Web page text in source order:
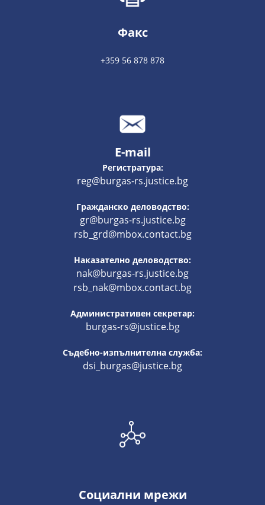
Факс
+359 56 878 878
E-mail
Регистратура:
reg@burgas-rs.justice.bg
Гражданско деловодство:
gr@burgas-rs.justice.bg
rsb_grd@mbox.contact.bg
Наказателно деловодство:
nak@burgas-rs.justice.bg
rsb_nak@mbox.contact.bg
Административен секретар:
burgas-rs@justice.bg
Съдебно-изпълнителна служба:
dsi_burgas@justice.bg
Социални мрежи